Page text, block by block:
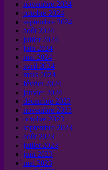
novembre 2024
octobre 2024
septembre 2024
août 2024
juillet 2024
juin 2024
mai 2024
avril 2024
mars 2024
février 2024
janvier 2024
décembre 2023
novembre 2023
octobre 2023
septembre 2023
août 2023
juillet 2023
juin 2023
mai 2023